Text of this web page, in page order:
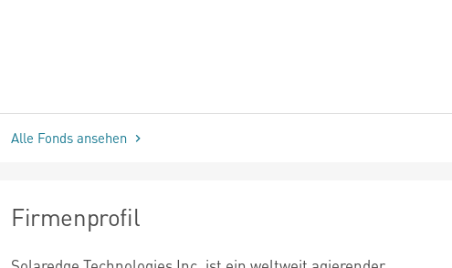
Alle Fonds ansehen
Firmenprofil